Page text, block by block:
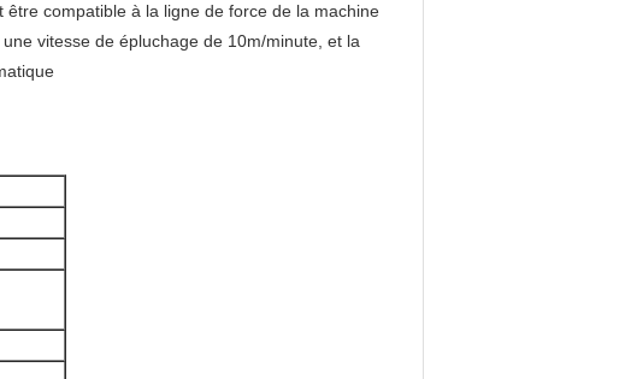
compatible à la ligne de force de la machine
vitesse de épluchage de 10m/minute, et la